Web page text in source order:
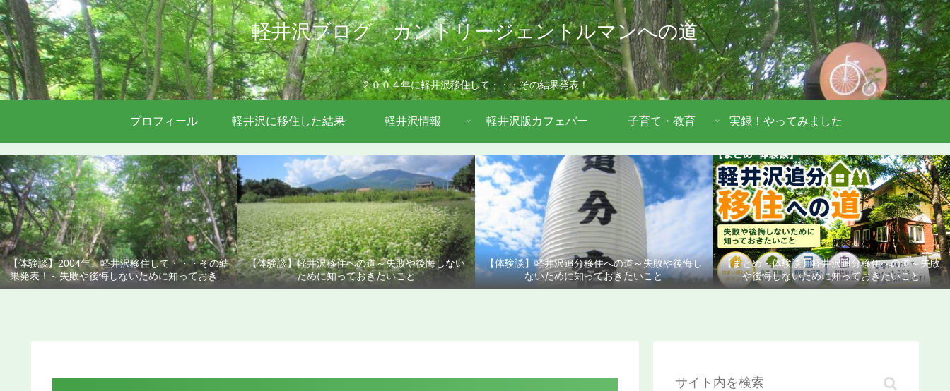
軽井沢ブログ カントリージェントルマンへの道
２００４年に軽井沢移住して・・・その結果発表！
プロフィール 軽井沢に移住した結果 軽井沢情報 軽井沢版カフェバー 子育て・教育 実録！やってみました
【体験談】2004年、軽井沢移住して・・・その結
果発表！～失敗や後悔しないために知っておきた
いこと
【体験談】軽井沢移住への道～失敗や後悔しない
ために知っておきたいこと
【体験談】軽井沢追分移住への道～失敗や後悔し
ないために知っておきたいこと
【まとめ・体験談】軽井沢追分移住への道～失敗
や後悔しないために知っておきたいこと